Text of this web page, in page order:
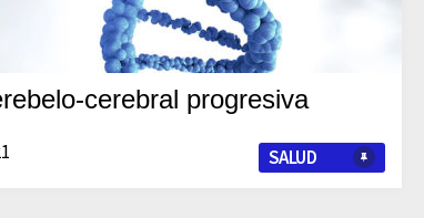
cerebral progresiva
SALUD